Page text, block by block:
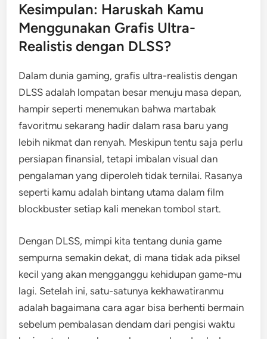
Kesimpulan: Haruskah Kamu
Menggunakan Grafis Ultra-
Realistis dengan DLSS?
Dalam dunia gaming, grafis ultra-realistis dengan
DLSS adalah lompatan besar menuju masa depan,
hampir seperti menemukan bahwa martabak
favoritmu sekarang hadir dalam rasa baru yang
lebih nikmat dan renyah. Meskipun tentu saja perlu
persiapan finansial, tetapi imbalan visual dan
pengalaman yang diperoleh tidak ternilai. Rasanya
seperti kamu adalah bintang utama dalam film
blockbuster setiap kali menekan tombol start.
Dengan DLSS, mimpi kita tentang dunia game
sempurna semakin dekat, di mana tidak ada piksel
kecil yang akan mengganggu kehidupan game-mu
lagi. Setelah ini, satu-satunya kekhawatiranmu
adalah bagaimana cara agar bisa berhenti bermain
sebelum pembalasan dendam dari pengisi waktu